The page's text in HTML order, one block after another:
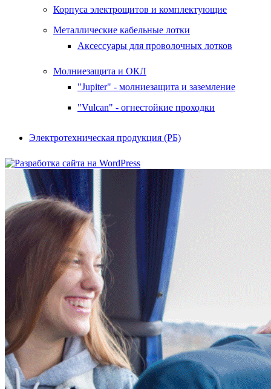
Корпуса электрощитов и комплектующие
Металлические кабельные лотки
Аксессуары для проволочных лотков
Молниезащита и ОКЛ
"Jupiter" - молниезащита и заземление
"Vulcan" - огнестойкие проходки
Электротехническая продукция (РБ)